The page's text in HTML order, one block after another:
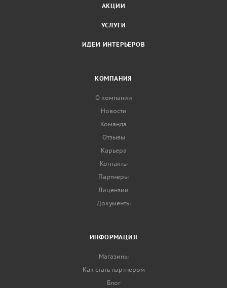
АКЦИИ
УСЛУГИ
ИДЕИ ИНТЕРЬЕРОВ
КОМПАНИЯ
О компании
Новости
Команда
Отзывы
Карьера
Контакты
Партнеры
Лицензии
Документы
ИНФОРМАЦИЯ
Магазины
Как стать партнером
Блог